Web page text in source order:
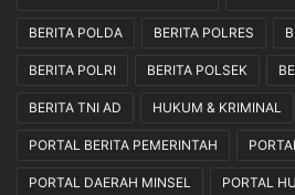
BERITA POLDA BERITA POLRES
BERITA POLRI BERITA POLSEK
BERITA TNI AD HUKUM & KRIMINAL
PORTAL BERITA PEMERINTAH
PORTAL DAERAH MINSEL PORTAL